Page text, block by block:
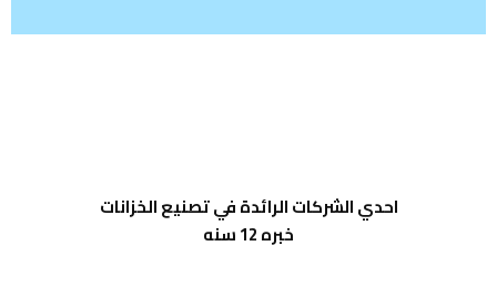
احدي الشركات الرائدة في تصنيع الخزانات
خبره 12 سنه